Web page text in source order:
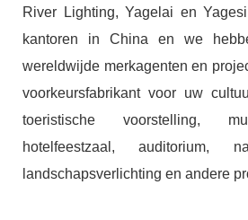
River Lighting, Yagelai en
kantoren in China en we
wereldwijde merkagenten en
voorkeursfabrikant voor uw
toeristische voorstelling,
hotelfeestzaal, auditorium,
landschapsverlichting en andere